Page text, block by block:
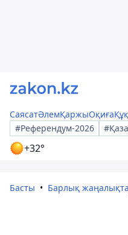
СаясатӘлемҚаржыОқиға
#Референдум-2026
+32°
Басты Барлық